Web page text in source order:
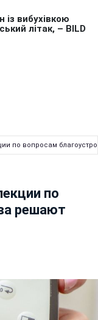
по вопросам
по
решают